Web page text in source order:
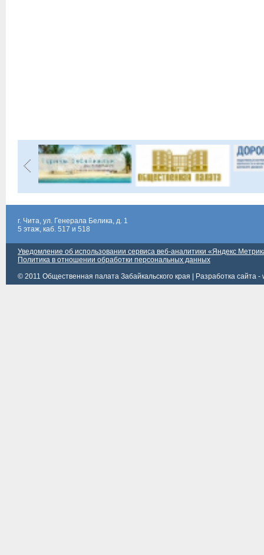
г. Чита, ул. Генерала Белика, д. 1
5 этаж, каб. 517 и 518
Уведомление об использовании сервиса веб-аналитики «Яндекс
Политика в отношении обработки персональных данных
© 2011 Общественная палата Забайкальского края |
Разработка сайта -